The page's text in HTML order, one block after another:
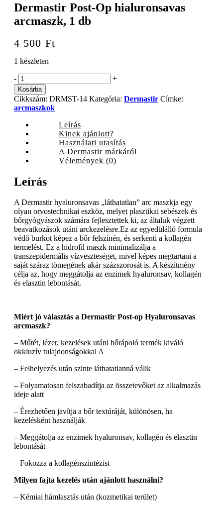
Dermastir Post-Op hialuronsavas
arcmaszk, 1 db
4 500 Ft
1 készleten
Dermastir
Post-
Op
hialuronsavas
arcmaszk,
quantity
- +
Kosárba
Cikkszám: DRMST-14 Kategória: Dermastir Címke:
arcmaszkok
Leírás
Kinek ajánlott?
Használati utasítás
A Dermastir márkáról
Vélemények (0)
Leírás
A Dermastir hyaluronsavas „láthatatlan” arc maszkja egy
olyan orvostechnikai eszköz, melyet plasztikai sebészek és
bőrgyógyászok számára fejlesztettek ki, az általuk végzett
beavatkozások utáni arckezelésre.Ez az egyedülálló formula
védő burkot képez a bőr felszínén, és serkenti a kollagén
termelést. Ez a hidrofil maszk minimalizálja a
transzepidermális vízveszteséget, mivel képes megtartani a
saját száraz tömegének akár százszorosát is. A készítmény
célja az, hogy meggátolja az enzimek hyaluronsav, kollagén
és elasztin lebontását.
Miért jó választás a Dermastir Post-op Hyaluronsavas
arcmaszk?
– Műtét, lézer, kezelések utáni bőrápoló termék kiváló
okkluzív tulajdonságokkal A
– Felhelyezés után szinte láthatatlanná válik
– Folyamatosan felszabadítja az összetevőket az alkalmazás
ideje alatt
– Érezhetően javítja a bőr textúráját, különösen, ha
kezelésként használják
– Meggátolja az enzimek hyaluronsav, kollagén és elasztin
lebontását
– Fokozza a kollagénszintézist
Milyen fajta kezelés után ajánlott használni?
– Kémiai hámlasztás után (kozmetikai terület)